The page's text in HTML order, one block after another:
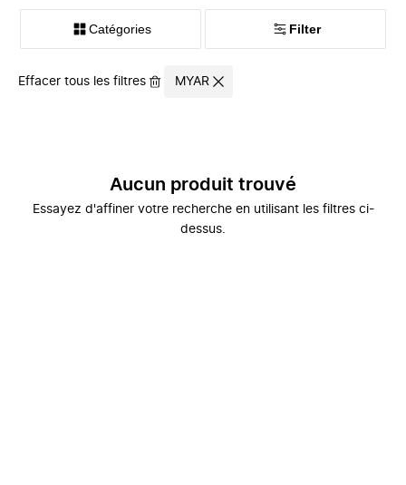
Catégories Filter
Effacer tous les filtres MYAR
Aucun produit trouvé
Essayez d'affiner votre recherche en utilisant les filtres ci-
dessus.